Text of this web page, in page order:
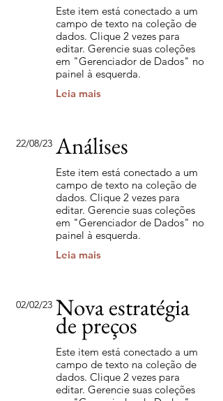
Este item está conectado a um
campo de texto na coleção de
dados. Clique 2 vezes para
editar. Gerencie suas coleções
em "Gerenciador de Dados" no
painel à esquerda.
Leia mais
22/08/23 Análises
Este item está conectado a um
campo de texto na coleção de
dados. Clique 2 vezes para
editar. Gerencie suas coleções
em "Gerenciador de Dados" no
painel à esquerda.
Leia mais
02/02/23 Nova estratégia
de preços
Este item está conectado a um
campo de texto na coleção de
dados. Clique 2 vezes para
editar. Gerencie suas coleções